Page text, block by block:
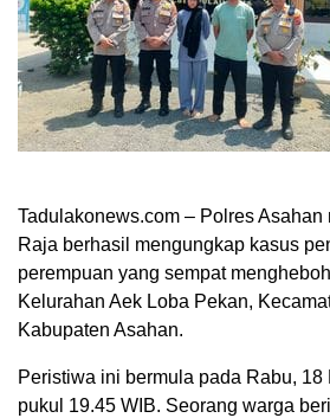
Tadulakonews.com – Polres
Raja berhasil mengungkap kasus
perempuan yang sempat
Kelurahan Aek Loba Pekan,
Kabupaten Asahan.
Peristiwa ini bermula pada Rabu, 18
pukul 19.45 WIB. Seorang warga